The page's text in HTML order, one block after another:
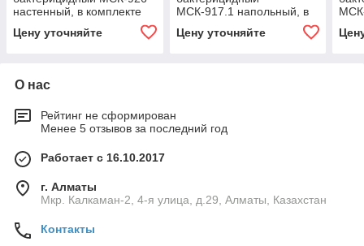
настенный, в комплекте
10800 часов
Цену уточняйте
МСК-917.1 напольный, в
комплекте лампы: 6 шт. -
30 Вт, 10800 часов
Цену уточняйте
30
О нас
Рейтинг не сформирован
Менее 5 отзывов за последний год
Работает с 16.10.2017
г. Алматы
Мкр. Калкаман-2, 4-я улица, д.29, Алматы, Казахстан
Контакты